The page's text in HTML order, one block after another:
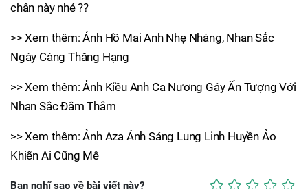
chân này nhé ??
>> Xem thêm: Ảnh Hồ Mai Anh Nhẹ Nhàng, Nhan Sắc
Ngày Càng Thăng Hạng
>> Xem thêm: Ảnh Kiều Anh Ca Nương Gây Ấn Tượng Với
Nhan Sắc Đằm Thắm
>> Xem thêm: Ảnh Aza Ánh Sáng Lung Linh Huyền Ảo
Khiến Ai Cũng Mê
Bạn nghĩ sao về bài viết này?